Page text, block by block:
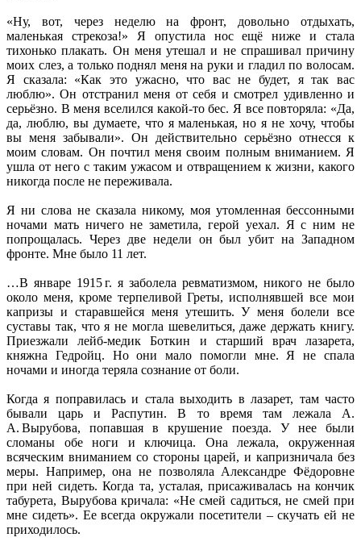
«Ну, вот, через неделю на фронт, довольно отдыхать,
маленькая стрекоза!» Я опустила нос ещё ниже и стала
тихонько плакать. Он меня утешал и не спрашивал причину
моих слез, а только поднял меня на руки и гладил по волосам.
Я сказала: «Как это ужасно, что вас не будет, я так вас
люблю». Он отстранил меня от себя и смотрел удивленно и
серьёзно. В меня вселился какой-то бес. Я все повторяла: «Да,
да, люблю, вы думаете, что я маленькая, но я не хочу, чтобы
вы меня забывали». Он действительно серьёзно отнесся к
моим словам. Он почтил меня своим полным вниманием. Я
ушла от него с таким ужасом и отвращением к жизни, какого
никогда после не переживала.
Я ни слова не сказала никому, моя утомленная бессонными
ночами мать ничего не заметила, герой уехал. Я с ним не
попрощалась. Через две недели он был убит на Западном
фронте. Мне было 11 лет.
…В январе 1915 г. я заболела ревматизмом, никого не было
около меня, кроме терпеливой Греты, исполнявшей все мои
капризы и старавшейся меня утешить. У меня болели все
суставы так, что я не могла шевелиться, даже держать книгу.
Приезжали лейб-медик Боткин и старший врач лазарета,
княжна Гедройц. Но они мало помогли мне. Я не спала
ночами и иногда теряла сознание от боли.
Когда я поправилась и стала выходить в лазарет, там часто
бывали царь и Распутин. В то время там лежала А.
А. Вырубова, попавшая в крушение поезда. У нее были
сломаны обе ноги и ключица. Она лежала, окруженная
всяческим вниманием со стороны царей, и капризничала без
меры. Например, она не позволяла Александре Фёдоровне
при ней сидеть. Когда та, усталая, присаживалась на кончик
табурета, Вырубова кричала: «Не смей садиться, не смей при
мне сидеть». Ее всегда окружали посетители – скучать ей не
приходилось.